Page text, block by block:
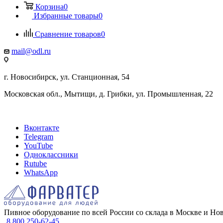
Корзина0
Избранные товары0
Сравнение товаров0
mail@odl.ru
г. Новосибирск, ул. Станционная, 54
Московская обл., Мытищи, д. Грибки, ул. Промышленная, 22
Вконтакте
Telegram
YouTube
Одноклассники
Rutube
WhatsApp
Пивное оборудование по всей России со склада в Москве и
8 800 250-62-45